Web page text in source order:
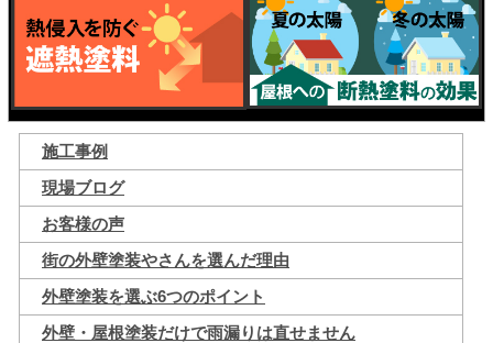
施工事例
現場ブログ
お客様の声
街の外壁塗装やさんを選んだ理由
外壁塗装を選ぶ6つのポイント
外壁・屋根塗装だけで雨漏りは直せません